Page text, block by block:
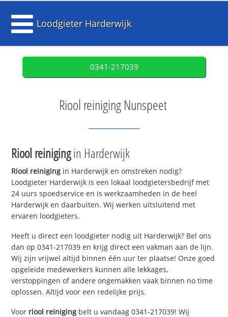
Loodgieter Harderwijk
0341-217039
Riool reiniging Nunspeet
Riool reinigingin Harderwijk
Riool reiniging in Harderwijk en omstreken nodig?
Loodgieter Harderwijk is een lokaal loodgietersbedrijf met
24 uurs spoedservice en is werkzaamheden in de heel
Harderwijk en daarbuiten. Wij werken uitsluitend met
ervaren loodgieters.
Heeft u direct een loodgieter nodig uit Harderwijk? Bel ons
dan op 0341-217039 en krijg direct een vakman aan de lijn.
Wij zijn vrijwel altijd binnen één uur ter plaatse! Onze goed
opgeleide medewerkers kunnen alle lekkages,
verstoppingen of andere ongemakken vaak binnen no time
oplossen. Altijd voor een redelijke prijs.
Voor riool reiniging belt u vandaag 0341-217039! Wij